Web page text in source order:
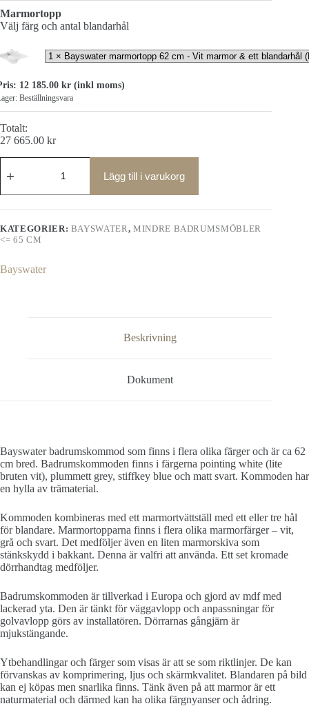
Marmortopp
Välj färg och antal blandarhål
12 185.00 kr (inkl moms)
Beställningsvara
Totalt:
27 665.00 kr
Bayswater
badrumskommod
cm
mängd
Lägg till i varukorg
KATEGORIER: BAYSWATER, MINDRE BADRUMSMÖBLER
<= 65 CM
Bayswater
Beskrivning
Dokument
Bayswater badrumskommod som finns i flera olika färger och är ca 62
cm bred. Badrumskommoden finns i färgerna pointing white (lite
bruten vit), plummett grey, stiffkey blue och matt svart. Kommoden har
en hylla av trämaterial.
Kommoden kombineras med ett marmortvättställ med ett eller tre hål
för blandare. Marmortopparna finns i flera olika marmorfärger – vit,
grå och svart. Det medföljer även en liten marmorskiva som
stänkskydd i bakkant. Denna är valfri att använda. Ett set kromade
dörrhandtag medföljer.
Badrumskommoden är tillverkad i Europa och gjord av mdf med
lackerad yta. Den är tänkt för väggavlopp och anpassningar för
golvavlopp görs av installatören. Dörrarnas gångjärn är
mjukstängande.
Ytbehandlingar och färger som visas är att se som riktlinjer. De kan
förvanskas av komprimering, ljus och skärmkvalitet. Blandaren på bild
kan ej köpas men snarlika finns. Tänk även på att marmor är ett
naturmaterial och därmed kan ha olika färgnyanser och ådring.